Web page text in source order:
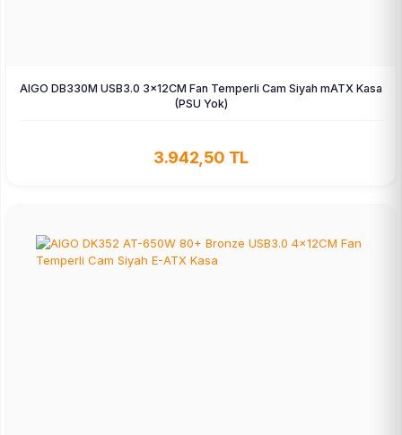
AIGO DB330M USB3.0 3×12CM Fan Temperli Cam Siyah mATX Kasa
(PSU Yok)
3.942,50 TL